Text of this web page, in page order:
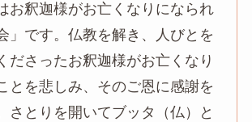
お釈迦様がお亡くなりになられ
」です。仏教を解き、人びとを
ださったお釈迦様がお亡くなり
とを悲しみ、そのご恩に感謝を
さとりを開いてブッタ（仏）と